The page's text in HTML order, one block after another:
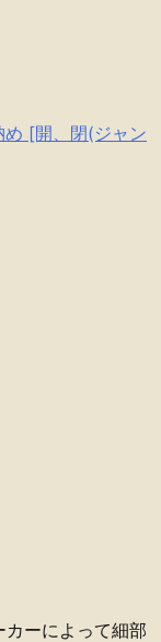
[開、閉(ジャン
ーによって細部